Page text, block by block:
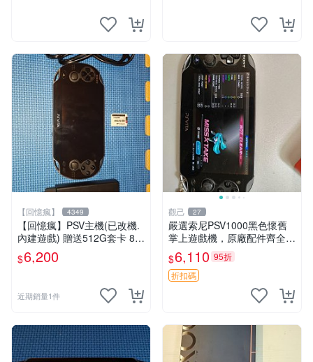
【回憶瘋】 4349
【回憶瘋】PSV主機(已改機.
內建遊戲) 贈送512G套卡 8成
5新 1000型
$6,200
近期銷量1件
觀己 27
嚴選索尼PSV1000黑色懷舊
掌上遊戲機，原廠配件齊全
新手舊手皆可入手 懷舊遊戲
PlayStation Vita 測試無誤 電
腦連接直通遊玩 PSV
$6,110 95折
折扣碼